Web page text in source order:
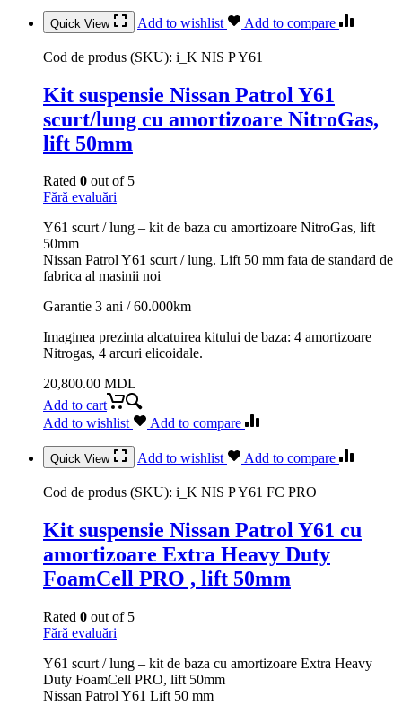
Quick View Add to wishlist Add to compare
Cod de produs (SKU): i_K NIS P Y61
Kit suspensie Nissan Patrol Y61
scurt/lung cu amortizoare NitroGas,
lift 50mm
Rated 0 out of 5
Fără evaluări
Y61 scurt / lung – kit de baza cu amortizoare NitroGas, lift
50mm
Nissan Patrol Y61 scurt / lung. Lift 50 mm fata de standard de
fabrica al masinii noi
Garantie 3 ani / 60.000km
Imaginea prezinta alcatuirea kitului de baza: 4 amortizoare
Nitrogas, 4 arcuri elicoidale.
20,800.00 MDL
Add to cart
Add to wishlist
Add to compare
Quick View Add to wishlist Add to compare
Cod de produs (SKU): i_K NIS P Y61 FC PRO
Kit suspensie Nissan Patrol Y61 cu
amortizoare Extra Heavy Duty
FoamCell PRO , lift 50mm
Rated 0 out of 5
Fără evaluări
Y61 scurt / lung – kit de baza cu amortizoare Extra Heavy
Duty FoamCell PRO, lift 50mm
Nissan Patrol Y61 Lift 50 mm